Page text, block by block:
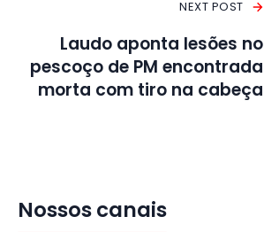
NEXT POST
Laudo aponta lesões no
pescoço de PM encontrada
morta com tiro na cabeça
Nossos canais